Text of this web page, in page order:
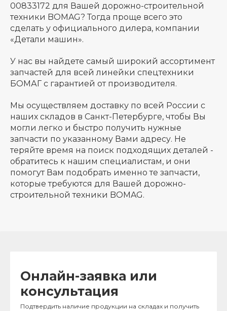
00833172 для Вашей дорожно-строительной
техники BOMAG? Тогда проще всего это
сделать у официального дилера, компании
«Детали машин».
У нас вы найдете самый широкий ассортимент
запчастей для всей линейки спецтехники
БОМАГ с гарантией от производителя.
Мы осуществляем доставку по всей России с
наших складов в Санкт-Петербурге, чтобы Вы
могли легко и быстро получить нужные
запчасти по указанному Вами адресу. Не
теряйте время на поиск подходящих деталей -
обратитесь к нашим специалистам, и они
помогут Вам подобрать именно те запчасти,
которые требуются для Вашей дорожно-
строительной техники BOMAG.
Онлайн-заявка или
консультация
Подтвердить наличие продукции на складах и получить